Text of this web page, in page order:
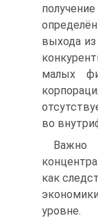
выхода
малых
во
как